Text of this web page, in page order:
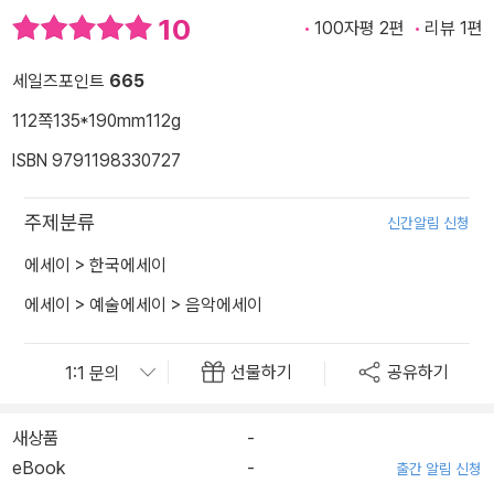
10 100자평 2편 리뷰 1편
세일즈포인트 665
112쪽135*190mm112g
ISBN 9791198330727
주제분류 신간알림 신청
에세이 > 한국에세이
에세이 > 예술에세이 > 음악에세이
선물하기 공유하기
새상품
-
eBook
- 출간 알림 신청